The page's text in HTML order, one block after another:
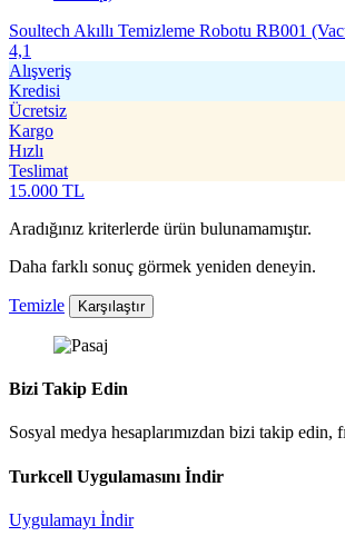
Soultech Akıllı Temizleme Robotu RB001
4,1
Alışveriş
Kredisi
Ücretsiz
Kargo
Hızlı
Teslimat
15.000 TL
Aradığınız kriterlerde ürün bulunamamıştır.
Daha farklı sonuç görmek yeniden deneyin.
Temizle Karşılaştır
Bizi Takip Edin
Sosyal medya hesaplarımızdan bizi takip edin,
Turkcell Uygulamasını İndir
Uygulamayı İndir